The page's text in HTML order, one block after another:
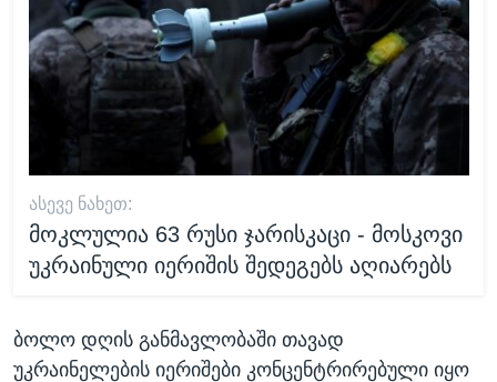
ᲐᲡᲔᲕᲔ ᲜᲐᲮᲔᲗ:
მოკლულია 63 რუსი ჯარისკაცი - მოსკოვი
უკრაინული იერიშის შედეგებს აღიარებს
ბოლო დღის განმავლობაში თავად
უკრაინელების იერიშები კონცენტრირებული იყო